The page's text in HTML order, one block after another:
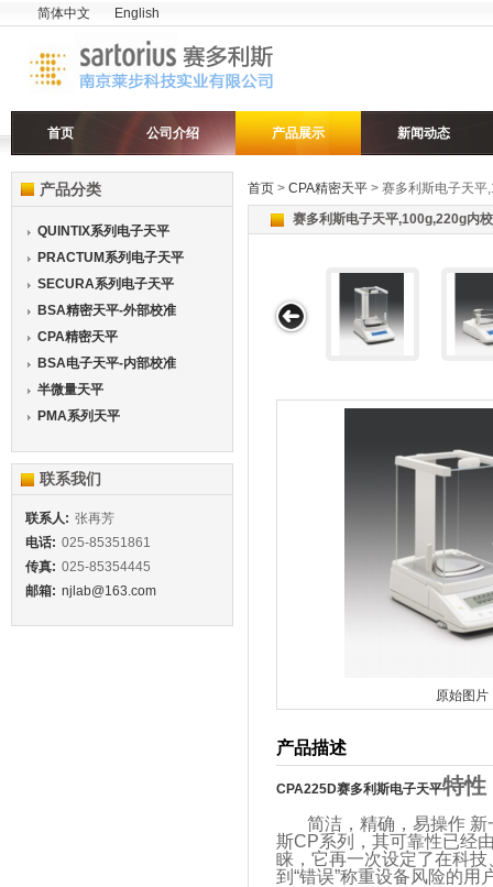
简体中文 English
首页 公司介绍 产品展示 新闻动态
首页 > CPA精密天平 > 赛多利斯电子天
赛多利斯电子天平,100g,220g内
原始图片
产品描述
CPA225D赛多利斯电子天平特性
简洁，精确，易操作 新
斯CP系列，其可靠性已经
睐，它再一次设定了在科
到“错误”称重设备风险的
产品分类
QUINTIX系列电子天平
PRACTUM系列电子天平
SECURA系列电子天平
BSA精密天平-外部校准
CPA精密天平
BSA电子天平-内部校准
半微量天平
PMA系列天平
联系我们
联系人: 张再芳
电话: 025-85351861
传真: 025-85354445
邮箱: njlab@163.com